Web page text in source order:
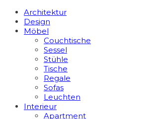
Architektur
Design
Möbel
Couchtische
Sessel
Stühle
Tische
Regale
Sofas
Leuchten
Interieur
Apart­ment